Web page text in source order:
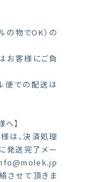
の物でOK）の
お客様にご負
便での配送は
へ】
は、決済処理
発送完了メー
させて頂きま